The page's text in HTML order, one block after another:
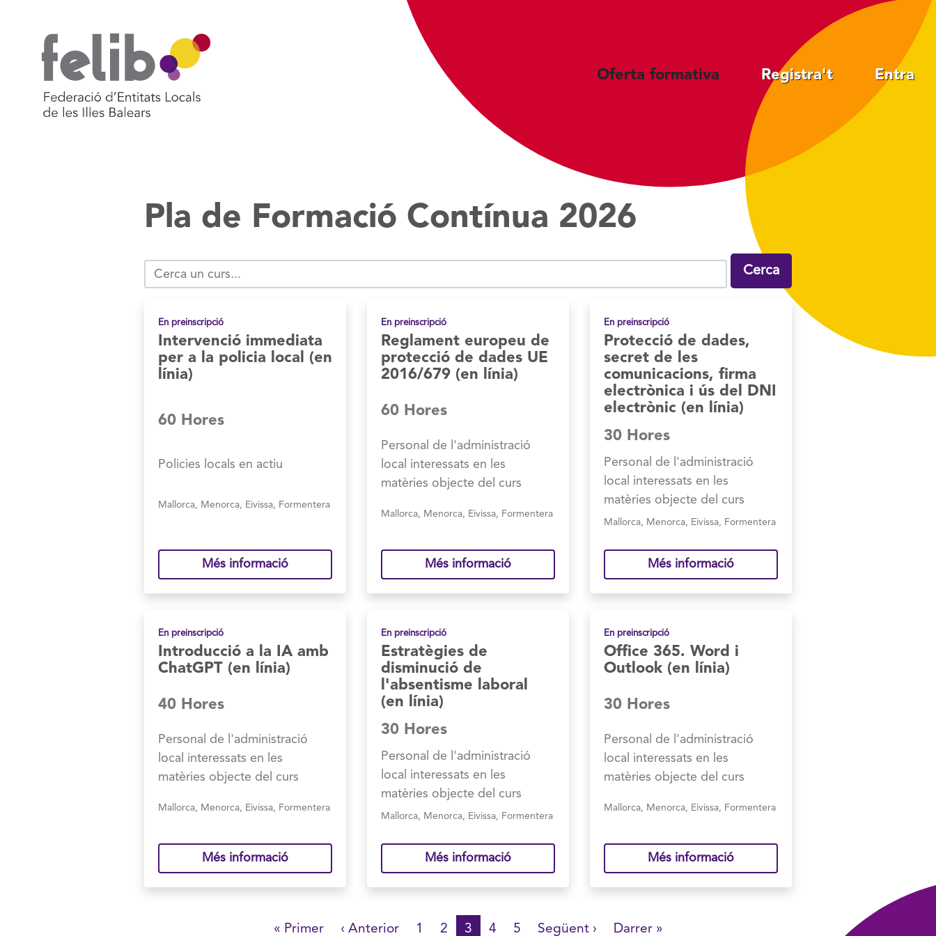
contingut
Oferta formativa Registra't Entra
Pla de Formació Contínua 2026
En preinscripció
Intervenció immediata
per a la policia local (en
línia)
60 Hores
Policies locals en actiu
Mallorca, Menorca, Eivissa, Formentera
Més informació
En preinscripció
Reglament europeu de
protecció de dades UE
2016/679 (en línia)
60 Hores
Personal de l'administració
local interessats en les
matèries objecte del curs
Mallorca, Menorca, Eivissa, Formentera
Més informació
En preinscripció
Protecció de dades,
secret de les
comunicacions, firma
electrònica i ús del DNI
electrònic (en línia)
30 Hores
Personal de l'administració
local interessats en les
matèries objecte del curs
Mallorca, Menorca, Eivissa, Formentera
Més informació
En preinscripció
Introducció a la IA amb
ChatGPT (en línia)
40 Hores
Personal de l'administració
local interessats en les
matèries objecte del curs
Mallorca, Menorca, Eivissa, Formentera
Més informació
En preinscripció
Estratègies de
disminució de
l'absentisme laboral
(en línia)
30 Hores
Personal de l'administració
local interessats en les
matèries objecte del curs
Mallorca, Menorca, Eivissa, Formentera
Més informació
En preinscripció
Office 365. Word i
Outlook (en línia)
30 Hores
Personal de l'administració
local interessats en les
matèries objecte del curs
Mallorca, Menorca, Eivissa, Formentera
Més informació
Primera
« Primer Pàgina
‹ Anterior Pàgina
1 Pàgina
2 Pàgina
3 Pàgina
4 Pàgina
5 Pàgina
Següent › Última
Darrer »